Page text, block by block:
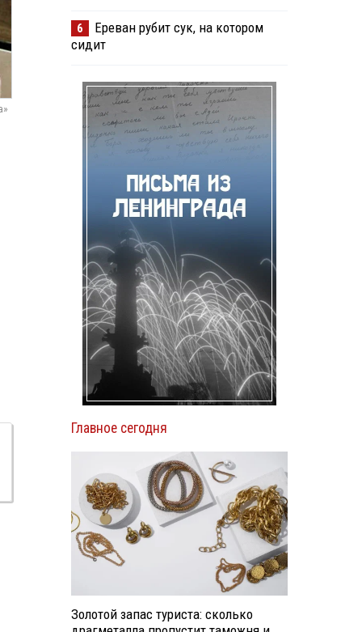
6
Ереван рубит сук, на котором
сидит
Главное сегодня
Золотой запас туриста: сколько